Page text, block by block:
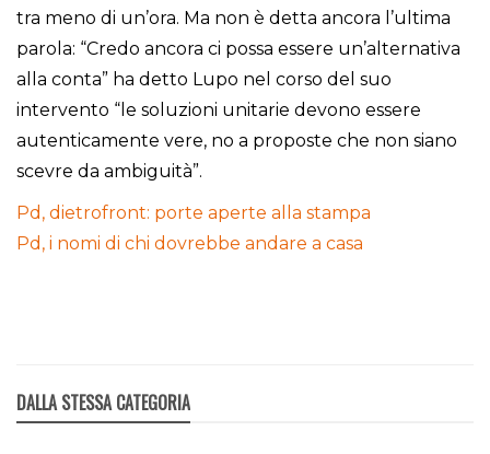
tra meno di un’ora. Ma non è detta ancora l’ultima
parola: “Credo ancora ci possa essere un’alternativa
alla conta” ha detto Lupo nel corso del suo
intervento “le soluzioni unitarie devono essere
autenticamente vere, no a proposte che non siano
scevre da ambiguità”.
Pd, dietrofront: porte aperte alla stampa
Pd, i nomi di chi dovrebbe andare a casa
DALLA STESSA CATEGORIA